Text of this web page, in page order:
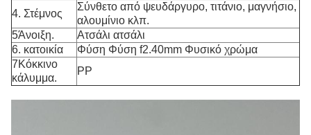
4. Στέμνος
Σύνθετο από ψευδάργυρο, τιτάνιο, μαγνήσιο,
αλουμίνιο κλπ.
5Άνοιξη.
Ατσάλι ατσάλι
6. κατοικία
Φύση Φύση f2.40mm Φυσικό χρώμα
7Κόκκινο
κάλυμμα.
PP